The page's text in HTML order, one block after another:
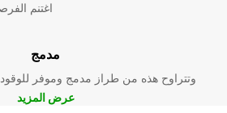
اغتنم
مدمج
وتتراوح هذه من طراز مدمج وموفر
عرض المزيد